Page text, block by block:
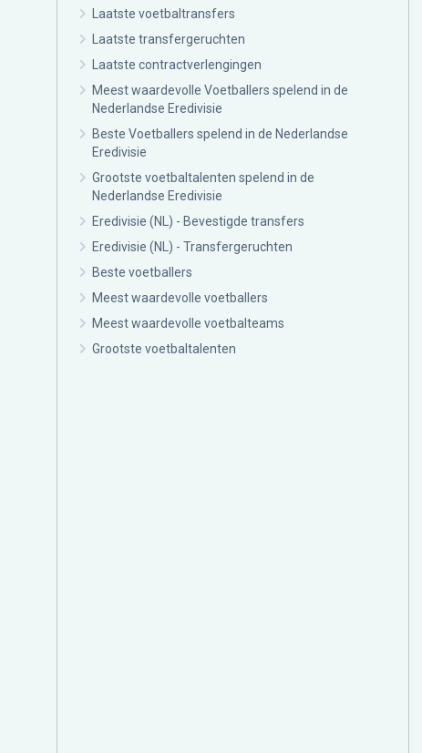
Laatste voetbaltransfers
Laatste transfergeruchten
Laatste contractverlengingen
Meest waardevolle Voetballers spelend in de
Nederlandse Eredivisie
Beste Voetballers spelend in de Nederlandse
Eredivisie
Grootste voetbaltalenten spelend in de
Nederlandse Eredivisie
Eredivisie (NL) - Bevestigde transfers
Eredivisie (NL) - Transfergeruchten
Beste voetballers
Meest waardevolle voetballers
Meest waardevolle voetbalteams
Grootste voetbaltalenten